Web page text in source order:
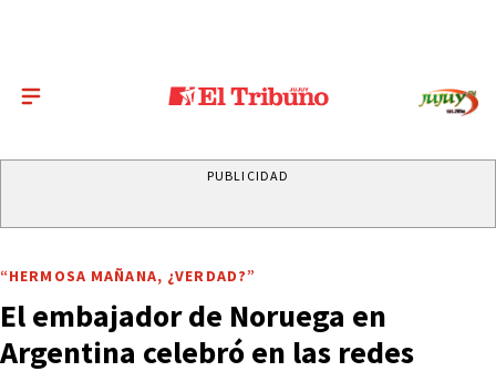
PUBLICIDAD
“HERMOSA MAÑANA, ¿VERDAD?”
El embajador de Noruega en
Argentina celebró en las redes